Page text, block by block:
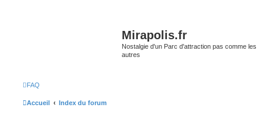
Mirapolis.fr
Nostalgie d'un Parc d'attraction pas comme les
autres
FAQ
Accueil Index du forum